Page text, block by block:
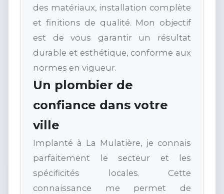
des matériaux, installation complète
et finitions de qualité. Mon objectif
est de vous garantir un résultat
durable et esthétique, conforme aux
normes en vigueur.
Un plombier de
confiance dans votre
ville
Implanté à La Mulatière, je connais
parfaitement le secteur et les
spécificités locales. Cette
connaissance me permet de